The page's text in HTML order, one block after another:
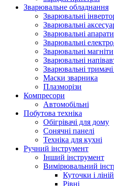
Зварювальне обладнання
Зварювальні
Зварювальні
Зварювальні апарати
Зварювальні
Зварювальні магніти
Зварювальні
Зварювальні
Маски зварника
Плазморізи
Компресори
Автомобільні
Побутова техніка
Обігрівачі для дому
Сонячні панелі
Техніка для кухні
Ручний інструмент
Інший інструмент
Вимірювальний
Куточки і
Рівні